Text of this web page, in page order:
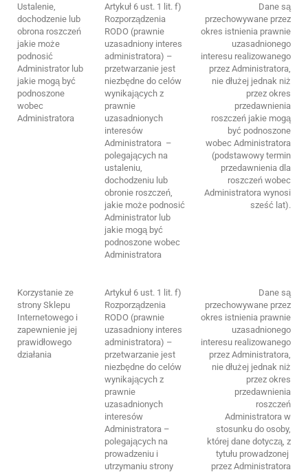
Ustalenie,
dochodzenie lub
obrona roszczeń
jakie może
podnosić
Administrator lub
jakie mogą być
podnoszone
wobec
Administratora
Artykuł 6 ust. 1 lit. f)
Rozporządzenia
RODO (prawnie
uzasadniony interes
administratora) –
przetwarzanie jest
niezbędne do celów
wynikających z
prawnie
uzasadnionych
interesów
Administratora –
polegających na
ustaleniu,
dochodzeniu lub
obronie roszczeń,
jakie może podnosić
Administrator lub
jakie mogą być
podnoszone wobec
Administratora
Dane są
przechowywane przez
okres istnienia prawnie
uzasadnionego
interesu realizowanego
przez Administratora,
nie dłużej jednak niż
przez okres
przedawnienia
roszczeń jakie mogą
być podnoszone
wobec Administratora
(podstawowy termin
przedawnienia dla
roszczeń wobec
Administratora wynosi
sześć lat).
Korzystanie ze
strony Sklepu
Internetowego i
zapewnienie jej
prawidłowego
działania
Artykuł 6 ust. 1 lit. f)
Rozporządzenia
RODO (prawnie
uzasadniony interes
administratora) –
przetwarzanie jest
niezbędne do celów
wynikających z
prawnie
uzasadnionych
interesów
Administratora –
polegających na
prowadzeniu i
utrzymaniu strony
Dane są
przechowywane przez
okres istnienia prawnie
uzasadnionego
interesu realizowanego
przez Administratora,
nie dłużej jednak niż
przez okres
przedawnienia
roszczeń
Administratora w
stosunku do osoby,
której dane dotyczą, z
tytułu prowadzonej
przez Administratora